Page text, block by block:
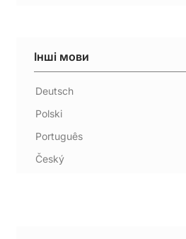
Інші мови
Deutsch
Polski
Português
Český